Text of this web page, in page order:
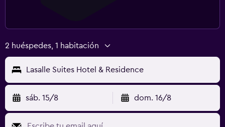
2 huéspedes, 1 habitación
Lasalle Suites Hotel & Residence
sáb. 15/8 dom. 16/8